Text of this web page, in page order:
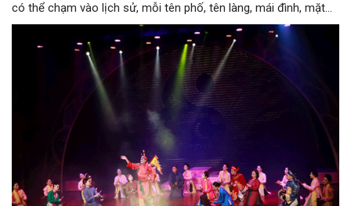
có thể chạm vào lịch sử, mỗi tên phố, tên làng, mái đình, mặt
hồ, nếp nhà, câu hát, món ăn, làn điệu, nghề thủ công đều có
thể kể một câu chuyện về chiều sâu văn hiến của dân tộc.
Nhưng trong kỷ nguyên mới, câu hỏi đặt ra không chỉ Hà Nội có
bao nhiêu di sản, bao nhiêu văn nghệ sĩ, trí thức, không gian ký
ức, mà là làm thế nào để những giá trị ấy trở thành nguồn lực
phát triển, thành sức mạnh mềm, thành động lực sáng tạo,
thành năng lực cạnh tranh của Thủ đô.